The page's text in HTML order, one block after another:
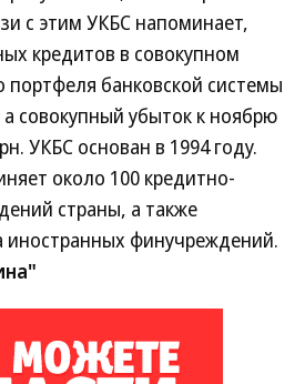
с этим УКБС напоминает,
кредитов в совокупном
портфеля банковской системы
совокупный убыток к ноябрю
УКБС основан в 1994 году.
около 100 кредитно-
страны, а также
иностранных финучреждений.